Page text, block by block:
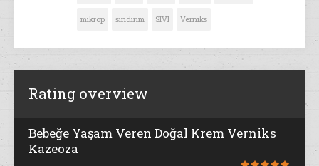
mikrop sindirim SIVI Verniks
Rating overview
Bebeğe Yaşam Veren Doğal Krem Verniks
Kazeoza